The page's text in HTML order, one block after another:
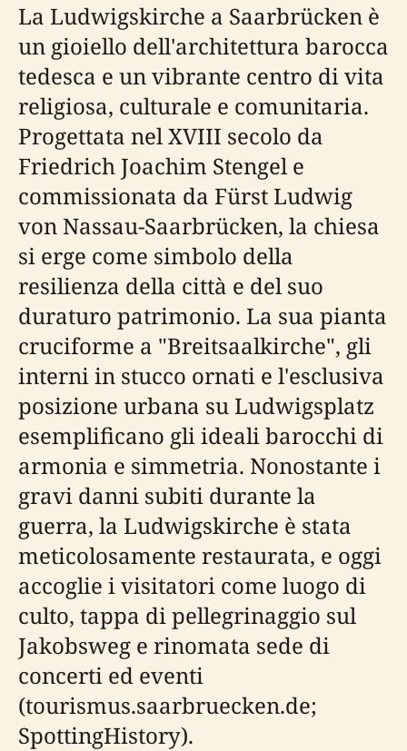
La Ludwigskirche a Saarbrücken è
un gioiello dell'architettura barocca
tedesca e un vibrante centro di vita
religiosa, culturale e comunitaria.
Progettata nel XVIII secolo da
Friedrich Joachim Stengel e
commissionata da Fürst Ludwig
von Nassau-Saarbrücken, la chiesa
si erge come simbolo della
resilienza della città e del suo
duraturo patrimonio. La sua pianta
cruciforme a "Breitsaalkirche", gli
interni in stucco ornati e l'esclusiva
posizione urbana su Ludwigsplatz
esemplificano gli ideali barocchi di
armonia e simmetria. Nonostante i
gravi danni subiti durante la
guerra, la Ludwigskirche è stata
meticolosamente restaurata, e oggi
accoglie i visitatori come luogo di
culto, tappa di pellegrinaggio sul
Jakobsweg e rinomata sede di
concerti ed eventi
(tourismus.saarbruecken.de;
SpottingHistory).